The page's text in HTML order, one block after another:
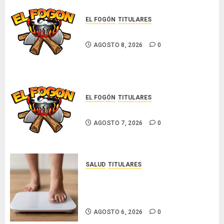
AGOSTO
0
EL FOGÓN TITULARES
AGOSTO 8, 2026 0
EL FOGÓN TITULARES
AGOSTO 7, 2026 0
SALUD TITULARES
AGOSTO 6, 2026 0